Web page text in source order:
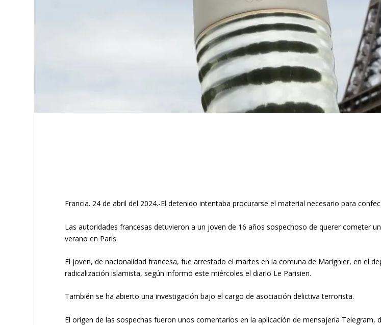
Francia. 24 de abril del 2024.-El detenido intentaba procurarse el material necesario para
Las autoridades francesas detuvieron a un joven de 16 años sospechoso de querer cometer
verano en París.
El joven, de nacionalidad francesa, fue arrestado el martes en la comuna de Marignier, en el
radicalización islamista, según informó este miércoles el diario Le Parisien.
También se ha abierto una investigación bajo el cargo de asociación delictiva terrorista.
El origen de las sospechas fueron unos comentarios en la aplicación de mensajería